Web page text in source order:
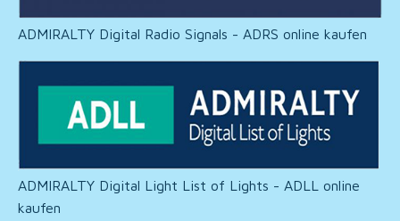
ADMIRALTY Digital Radio Signals - ADRS online kaufen
ADMIRALTY Digital Light List of Lights - ADLL online
kaufen